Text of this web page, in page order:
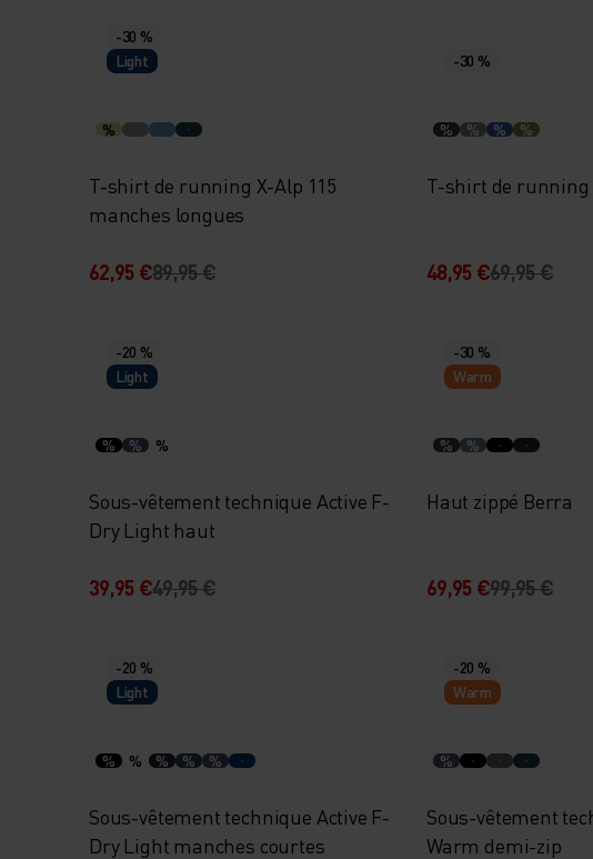
-30 %
Light
%
T-shirt de running X-Alp 115
manches longues
62,95 €89,95 €
-30 %
% % % %
T-shirt de running
48,95 €69,95 €
-20 %
Light
% % %
Sous-vêtement technique Active F-
Dry Light haut
39,95 €49,95 €
-30 %
Warm
% %
Haut zippé Berra
69,95 €99,95 €
-20 %
Light
% % % % %
Sous-vêtement technique Active F-
Dry Light manches courtes
-20 %
Warm
%
Sous-vêtement
Warm demi-zip